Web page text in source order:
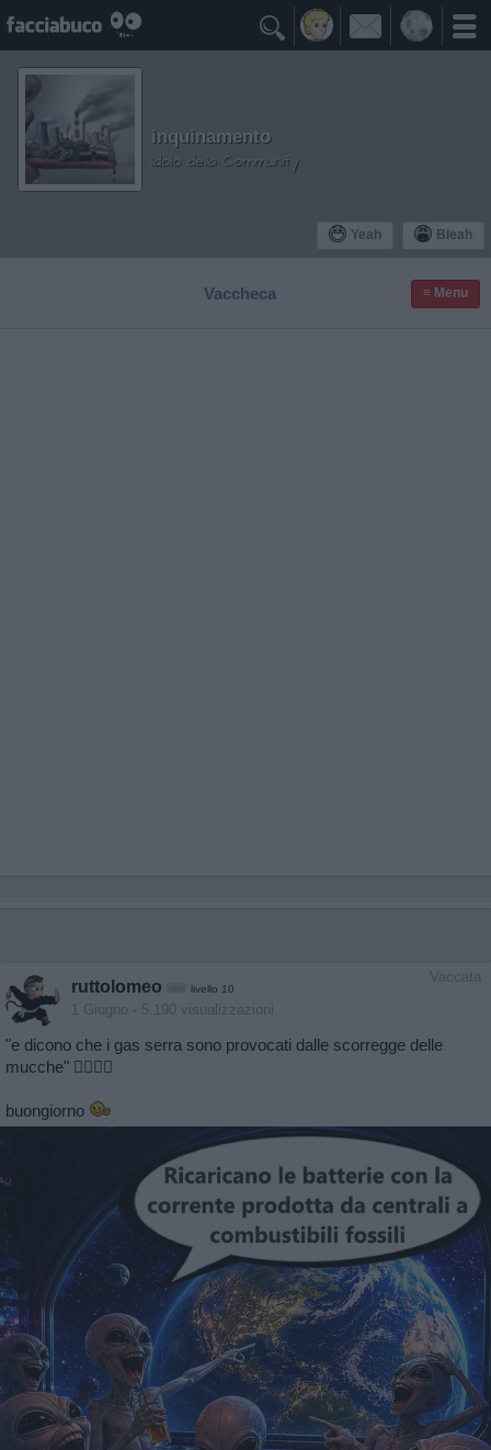

Yeah Bleah
inquinamento
Idolo della Community
Vaccheca ≡ Menu
Vaccata
ruttolomeo livello 10
1 Giugno - 5.190 visualizzazioni
"e dicono che i gas serra sono provocati dalle scorregge delle
mucche" 🤦‍♂️🤦‍♂️
buongiorno